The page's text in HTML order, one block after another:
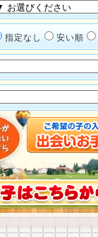
指定なし 安い順